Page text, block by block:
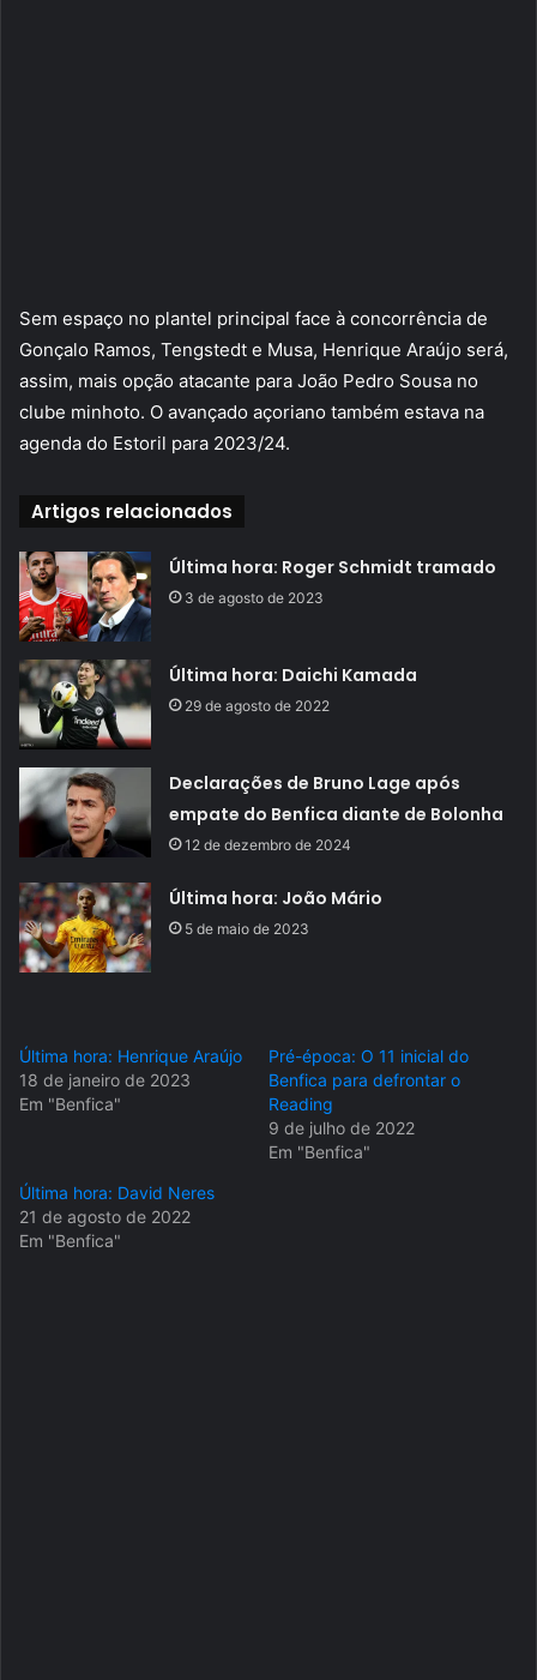
Sem espaço no plantel principal face à concorrência de
Gonçalo Ramos, Tengstedt e Musa, Henrique Araújo será,
assim, mais opção atacante para João Pedro Sousa no
clube minhoto. O avançado açoriano também estava na
agenda do Estoril para 2023/24.
Artigos relacionados
Última hora: Roger Schmidt tramado
3 de agosto de 2023
Última hora: Daichi Kamada
29 de agosto de 2022
Declarações de Bruno Lage após
empate do Benfica diante de Bolonha
12 de dezembro de 2024
Última hora: João Mário
5 de maio de 2023
Última hora: Henrique Araújo
18 de janeiro de 2023
Em "Benfica"
Pré-época: O 11 inicial do
Benfica para defrontar o
Reading
9 de julho de 2022
Em "Benfica"
Última hora: David Neres
21 de agosto de 2022
Em "Benfica"